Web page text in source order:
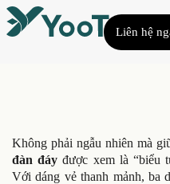
Liên hệ
Không phải ngẫu nhiên mà
đàn đáy được xem là “biểu
Với dáng vẻ thanh mảnh, ba